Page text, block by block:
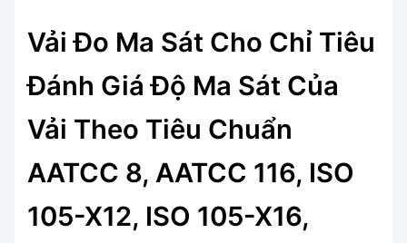
Vải Đo Ma Sát Cho Chỉ Tiêu
Đánh Giá Độ Ma Sát Của
Vải Theo Tiêu Chuẩn
AATCC 8, AATCC 116, ISO
105-X12, ISO 105-X16,